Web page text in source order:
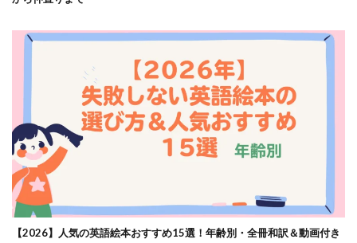
【2026】人気の英語絵本おすすめ15選！年齢別・全冊和訳＆動画付き